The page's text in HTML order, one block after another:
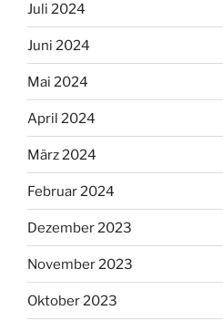
Juli 2024
Juni 2024
Mai 2024
April 2024
März 2024
Februar 2024
Dezember 2023
November 2023
Oktober 2023